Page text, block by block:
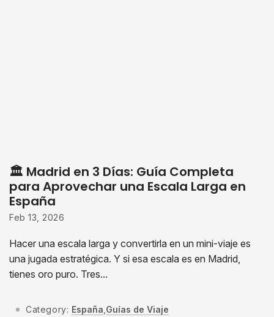
🏛 Madrid en 3 Días: Guía Completa
para Aprovechar una Escala Larga en
España
Feb 13, 2026
Hacer una escala larga y convertirla en un mini-viaje es
una jugada estratégica. Y si esa escala es en Madrid,
tienes oro puro. Tres...
Category: España Guías de Viaje